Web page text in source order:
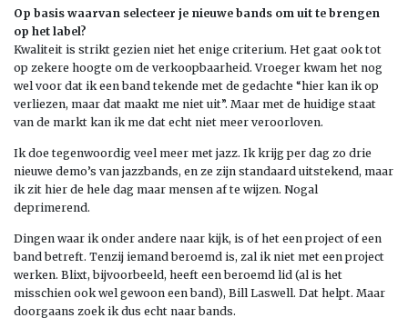
Op basis waarvan selecteer je nieuwe bands om uit te brengen
op het label?
Kwaliteit is strikt gezien niet het enige criterium. Het gaat ook tot
op zekere hoogte om de verkoopbaarheid. Vroeger kwam het nog
wel voor dat ik een band tekende met de gedachte “hier kan ik op
verliezen, maar dat maakt me niet uit”. Maar met de huidige staat
van de markt kan ik me dat echt niet meer veroorloven.
Ik doe tegenwoordig veel meer met jazz. Ik krijg per dag zo drie
nieuwe demo’s van jazzbands, en ze zijn standaard uitstekend, maar
ik zit hier de hele dag maar mensen af te wijzen. Nogal
deprimerend.
Dingen waar ik onder andere naar kijk, is of het een project of een
band betreft. Tenzij iemand beroemd is, zal ik niet met een project
werken. Blixt, bijvoorbeeld, heeft een beroemd lid (al is het
misschien ook wel gewoon een band), Bill Laswell. Dat helpt. Maar
doorgaans zoek ik dus echt naar bands.